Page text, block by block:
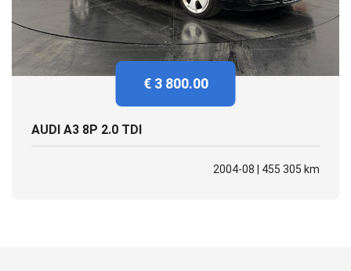
€ 3 800.00
AUDI A3 8P 2.0 TDI
2004-08 | 455 305 km